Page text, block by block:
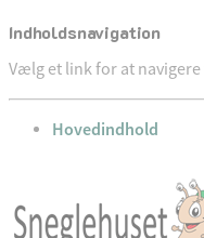
Indholdsnavigation
Vælg et link for at
gå til
Hovedindhold